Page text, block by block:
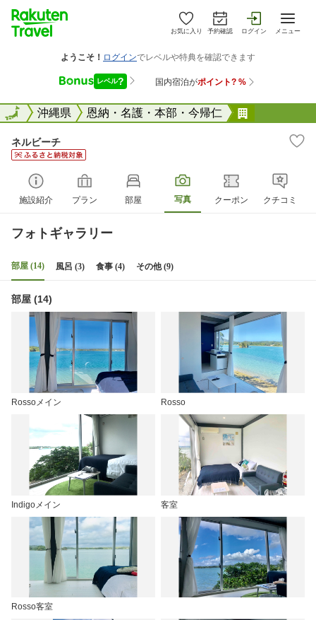
お気に入り 予約確認 ログイン メニュー
全国沖縄県 恩納・名護・本部・今帰仁
全国
ネルビーチ
施設紹介 プラン 部屋 写真 クーポン クチコミ
フォトギャラリー
部屋 (14) 風呂 (3) 食事 (4) その他 (9)
部屋 (14)
Rossoメイン Rosso
Indigoメイン 客室
Rosso客室